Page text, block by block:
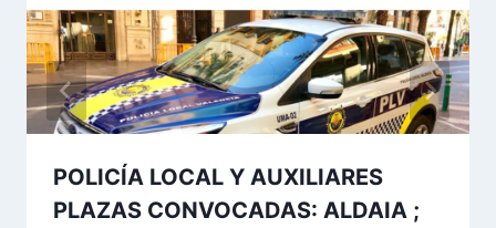
POLICÍA LOCAL Y AUXILIARES
PLAZAS CONVOCADAS: ALDAIA ;